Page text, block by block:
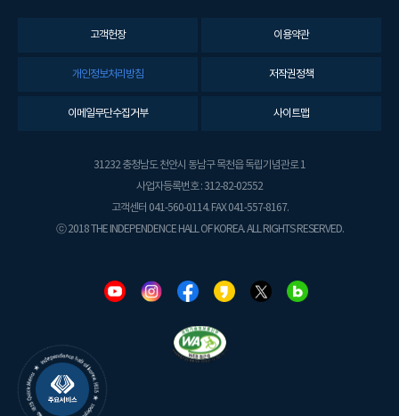
고객헌장 이용약관
개인정보처리방침 저작권정책
이메일무단수집거부 사이트맵
31232 충청남도 천안시 동남구 목천읍 독립기념관로 1
사업자등록번호 : 312-82-02552
고객센터 041-560-0114. FAX 041-557-8167.
ⓒ 2018 THE INDEPENDENCE HALL OF KOREA. ALL RIGHTS RESERVED.